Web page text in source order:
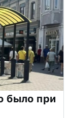
было при